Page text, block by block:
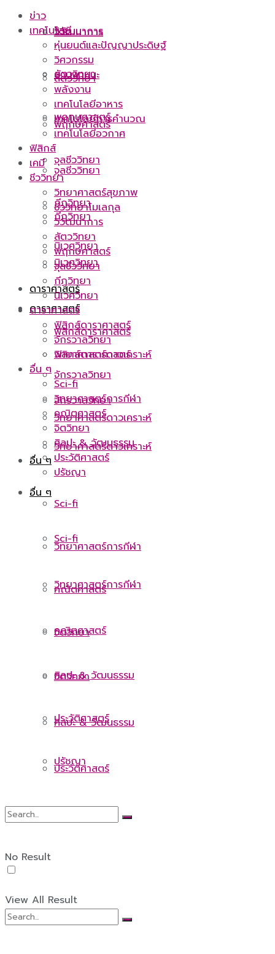
วิวัฒนาการ
สัตววิทยา
พฤกษศาสตร์
จุลชีววิทยา
กีฏวิทยา
นิเวศวิทยา
ดาราศาสตร์
ฟิสิกส์ดาราศาสตร์
จักรวาลวิทยา
วิทยาศาสตร์ดาวเคราะห์
อื่น ๆ
Sci-fi
วิทยาศาสตร์การกีฬา
คณิตศาสตร์
จิตวิทยา
ศิลปะ & วัฒนธรรม
ประวัติศาสตร์
วิวัฒนาการ
สัตววิทยา
พฤกษศาสตร์
จุลชีววิทยา
กีฏวิทยา
นิเวศวิทยา
ดาราศาสตร์
ฟิสิกส์ดาราศาสตร์
จักรวาลวิทยา
วิทยาศาสตร์ดาวเคราะห์
อื่น ๆ
Sci-fi
วิทยาศาสตร์การกีฬา
คณิตศาสตร์
จิตวิทยา
ศิลปะ & วัฒนธรรม
ประวัติศาสตร์
ปรัชญา
No Result
View All Result
ข่าว
เทคโนโลยี
หุ่นยนต์และปัญญาประดิษฐ์
วิศวกรรม
ยานพาหนะ
พลังงาน
เทคโนโลยีอาหาร
เทคโนโลยีการคำนวณ
เทคโนโลยีอวกาศ
ฟิสิกส์
เคมี
ชีววิทยา
วิทยาศาสตร์สุขภาพ
ชีววิทยาโมเลกุล
วิวัฒนาการ
สัตววิทยา
พฤกษศาสตร์
จุลชีววิทยา
กีฏวิทยา
นิเวศวิทยา
ดาราศาสตร์
ฟิสิกส์ดาราศาสตร์
จักรวาลวิทยา
วิทยาศาสตร์ดาวเคราะห์
อื่น ๆ
Sci-fi
วิทยาศาสตร์การกีฬา
คณิตศาสตร์
จิตวิทยา
ศิลปะ & วัฒนธรรม
ประวัติศาสตร์
ปรัชญา